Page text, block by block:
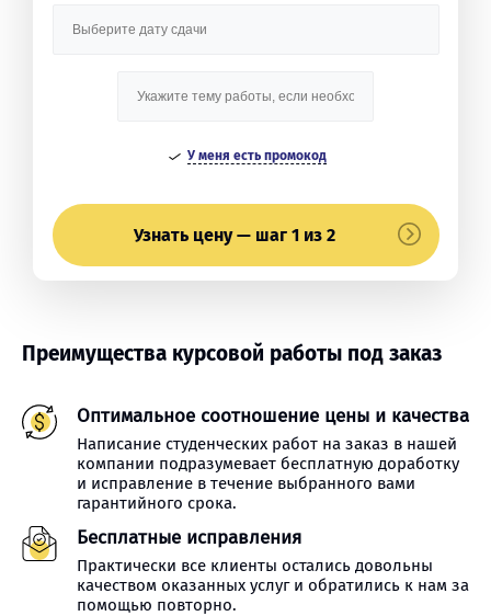
У меня есть промокод
Узнать цену — шаг 1 из 2
Преимущества курсовой работы под заказ
Оптимальное соотношение цены и качества
Написание студенческих работ на заказ в нашей
компании подразумевает бесплатную доработку
и исправление в течение выбранного вами
гарантийного срока.
Бесплатные исправления
Практически все клиенты остались довольны
качеством оказанных услуг и обратились к нам за
помощью повторно.